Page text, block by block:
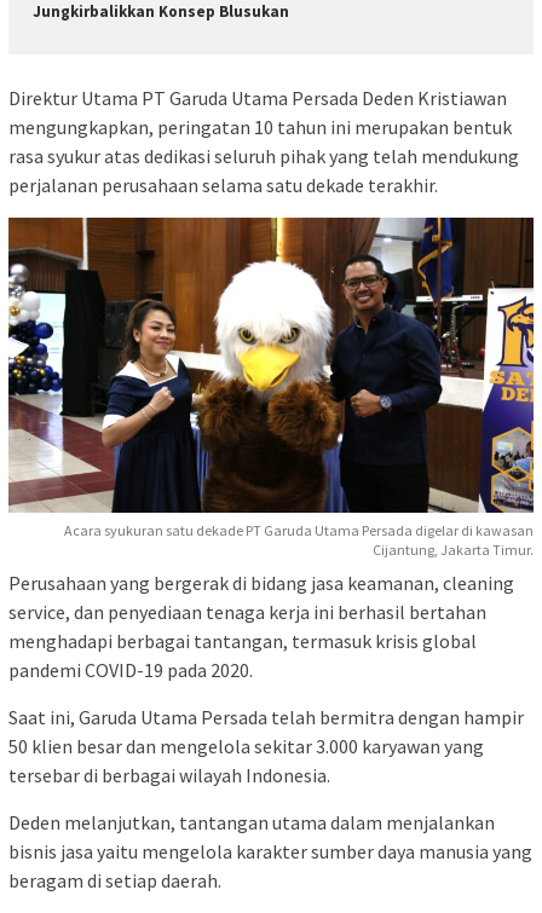
Jungkirbalikkan Konsep Blusukan
Direktur Utama PT Garuda Utama Persada Deden Kristiawan
mengungkapkan, peringatan 10 tahun ini merupakan bentuk
rasa syukur atas dedikasi seluruh pihak yang telah mendukung
perjalanan perusahaan selama satu dekade terakhir.
Acara syukuran satu dekade PT Garuda Utama Persada digelar di kawasan
Cijantung, Jakarta Timur.
Perusahaan yang bergerak di bidang jasa keamanan, cleaning
service, dan penyediaan tenaga kerja ini berhasil bertahan
menghadapi berbagai tantangan, termasuk krisis global
pandemi COVID-19 pada 2020.
Saat ini, Garuda Utama Persada telah bermitra dengan hampir
50 klien besar dan mengelola sekitar 3.000 karyawan yang
tersebar di berbagai wilayah Indonesia.
Deden melanjutkan, tantangan utama dalam menjalankan
bisnis jasa yaitu mengelola karakter sumber daya manusia yang
beragam di setiap daerah.